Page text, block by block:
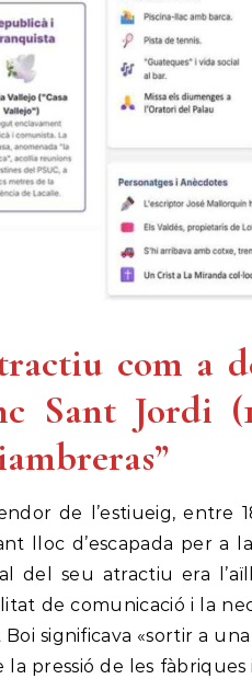
com a
Sant Jordi
de l’estiueig, entre
lloc d’escapada per a
del seu atractiu era
de comunicació i la
significava «sortir a una
pressió de les